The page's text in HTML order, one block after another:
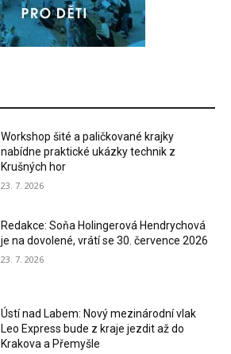
Workshop šité a paličkované krajky
nabídne praktické ukázky technik z
Krušných hor
23. 7. 2026
Redakce: Soňa Holingerová Hendrychová
je na dovolené, vrátí se 30. července 2026
23. 7. 2026
Ústí nad Labem: Nový mezinárodní vlak
Leo Express bude z kraje jezdit až do
Krakova a Přemyšle